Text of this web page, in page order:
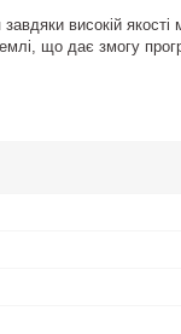
високій якості
що дає змогу